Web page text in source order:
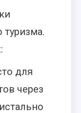
туризма.
для
через